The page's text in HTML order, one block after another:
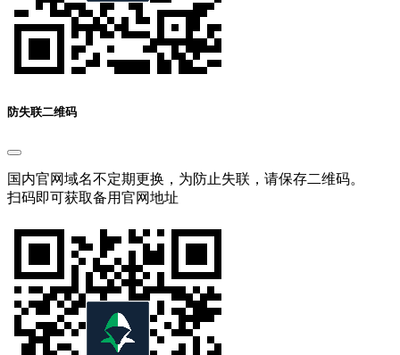
防失联二维码
国内官网域名不定期更换，为防止失联，请保存二维码。
扫码即可获取备用官网地址